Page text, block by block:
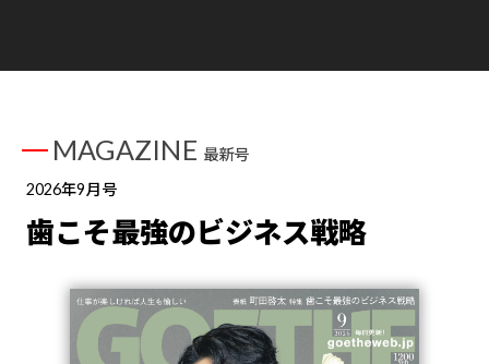
MAGAZINE 最新号
2026年9月号
歯こそ最強のビジネス戦略